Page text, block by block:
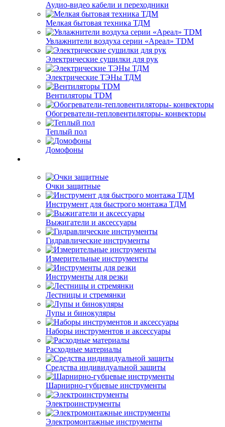
Аудио-видео кабели и переходники
Мелкая бытовая техника ТДМ
Увлажнители воздуха серии «Ареал» TDM
Электрические сушилки для рук
Электрические ТЭНы ТДМ
Вентиляторы TDM
Обогреватели-тепловентиляторы- конвекторы
Теплый пол
Домофоны
Очки защитные
Инструмент для быстрого монтажа ТДМ
Выжигатели и аксессуары
Гидравлические инструменты
Измерительные инструменты
Инструменты для резки
Лестницы и стремянки
Лупы и бинокуляры
Наборы инструментов и аксессуары
Расходные материалы
Средства индивидуальной защиты
Шарнирно-губцевые инструменты
Электроинструменты
Электромонтажные инструменты